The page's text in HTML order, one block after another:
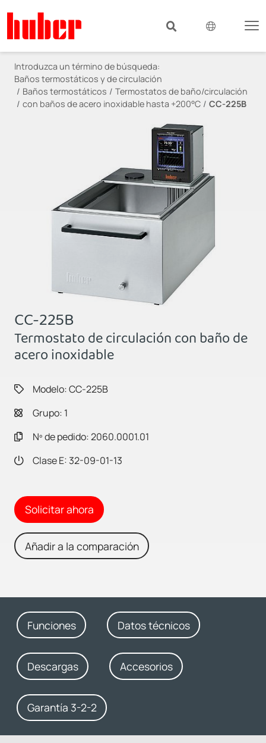
Introduzca un término de búsqueda:
Baños termostáticos y de circulación
Baños termostáticos
Termostatos de baño/circulación
con baños de acero inoxidable hasta +200°C
CC-225B
CC-225B
Termostato de circulación con baño de
acero inoxidable
Modelo: CC-225B
Grupo: 1
Nº de pedido: 2060.0001.01
Clase E: 32-09-01-13
Solicitar ahora
Añadir a la comparación
Funciones Datos técnicos
Descargas Accesorios
Garantía 3-2-2